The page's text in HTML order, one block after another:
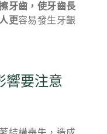
牙齒，使牙齒長
更容易發生牙齦
響要注意